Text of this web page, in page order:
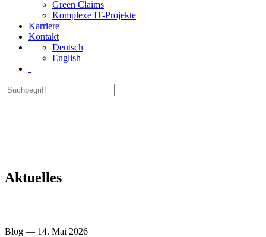
Green Claims
Komplexe IT-Projekte
Karriere
Kontakt
Deutsch
English
Aktuelles
Blog — 14. Mai 2026